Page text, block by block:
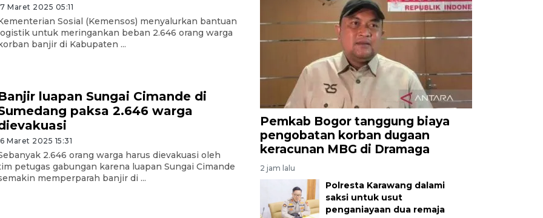
Maret 2025 05:11
Sosial (Kemensos) menyalurkan bantuan
untuk meringankan beban 2.646 orang warga
banjir di Kabupaten ...
luapan Sungai Cimande di
paksa 2.646 warga
Maret 2025 15:31
2.646 orang warga harus dievakuasi oleh
petugas gabungan karena luapan Sungai Cimande
memperparah banjir di ...
Pemkab Bogor tanggung biaya
pengobatan korban dugaan
keracunan MBG di Dramaga
2 jam lalu
Polresta Karawang dalami
saksi untuk usut
penganiayaan dua remaja